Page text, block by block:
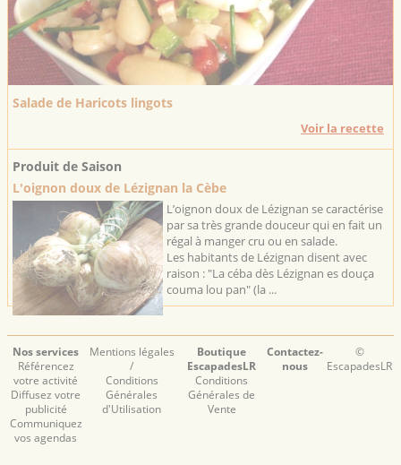
Salade de Haricots lingots
Voir la recette
Produit de Saison
L'oignon doux de Lézignan la Cèbe
L’oignon doux de Lézignan se caractérise
par sa très grande douceur qui en fait un
régal à manger cru ou en salade.
Les habitants de Lézignan disent avec
raison : "La céba dès Lézignan es douça
couma lou pan" (la ...
Nos services
Référencez
votre activité
Diffusez votre
publicité
Communiquez
vos agendas
Mentions légales
/
Conditions
Générales
d'Utilisation
Boutique
EscapadesLR
Conditions
Générales de
Vente
Contactez-
nous
©
EscapadesLR